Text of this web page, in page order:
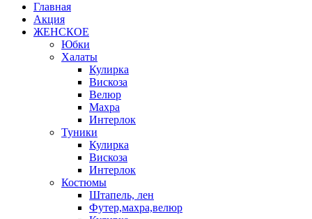
Главная
Акция
ЖЕНСКОЕ
Юбки
Халаты
Кулирка
Вискоза
Велюр
Махра
Интерлок
Туники
Кулирка
Вискоза
Интерлок
Костюмы
Штапель, лен
Футер,махра,велюр